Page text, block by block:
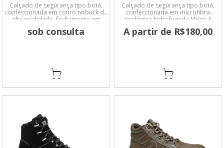
Calçado de segurança tipo bota,
confeccionada em couro nobuck de
alta qualidade, fechamento em
atacador, forro em material não
tecido, palmilha de montagem fixada
sob consulta
Calçado de segurança tipo bota,
confeccionada em microfibra
ecológica hidrofugada Micro-E
A partir de R$180,00